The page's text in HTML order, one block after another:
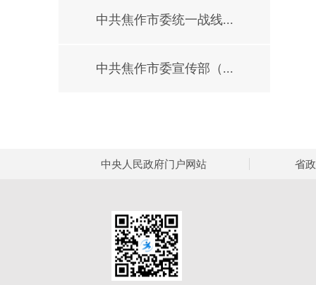
中共焦作市委统一战线...
中共焦作市委宣传部（...
中央人民政府门户网站 省